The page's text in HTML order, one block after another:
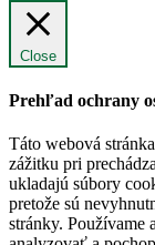
Close
Prehľad ochrany
Táto webová
zážitku pri
ukladajú súbory
pretože sú
stránky. Používame